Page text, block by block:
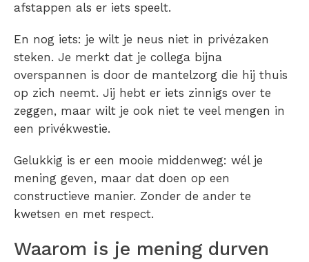
afstappen als er iets speelt.
En nog iets: je wilt je neus niet in privézaken
steken. Je merkt dat je collega bijna
overspannen is door de mantelzorg die hij thuis
op zich neemt. Jij hebt er iets zinnigs over te
zeggen, maar wilt je ook niet te veel mengen in
een privékwestie.
Gelukkig is er een mooie middenweg: wél je
mening geven, maar dat doen op een
constructieve manier. Zonder de ander te
kwetsen en met respect.
Waarom is je mening durven